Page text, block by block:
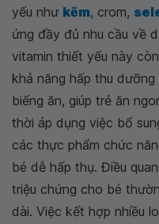
yếu như kẽm, crom,
ứng đầy đủ nhu cầu về
vitamin thiết yếu này
khả năng hấp thu
biếng ăn, giúp trẻ ăn
thời áp dụng việc bổ
các thực phẩm chức
bé dễ hấp thụ. Điều
triệu chứng cho bé
dài. Việc kết hợp nhiều